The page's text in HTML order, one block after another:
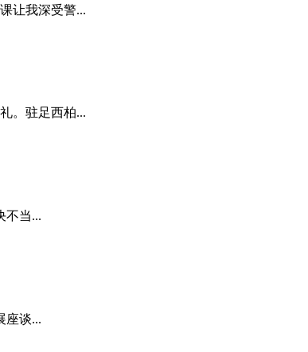
让我深受警...
。驻足西柏...
不当...
座谈...